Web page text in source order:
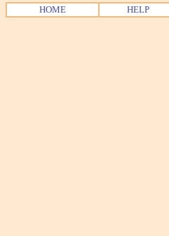
HOME HELP